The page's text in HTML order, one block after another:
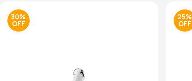
30% 25%